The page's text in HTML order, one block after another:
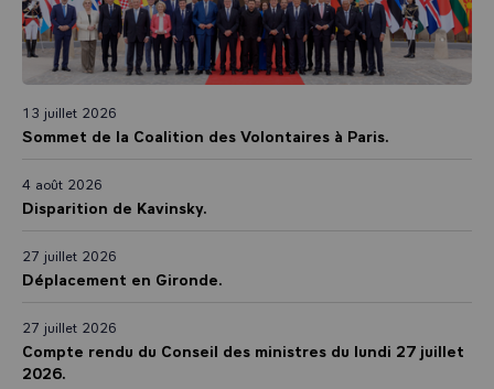
13 juillet 2026
Sommet de la Coalition des Volontaires à Paris.
4 août 2026
Disparition de Kavinsky.
27 juillet 2026
Déplacement en Gironde.
27 juillet 2026
Compte rendu du Conseil des ministres du lundi 27 juillet
2026.